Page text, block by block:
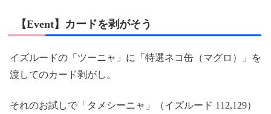
【Event】カードを剥がそう
イズルードの「ツーニャ」に「特選ネコ缶（マグロ）」を
渡してのカード剥がし。
それのお試しで「タメシーニャ」（イズルード 112,129）